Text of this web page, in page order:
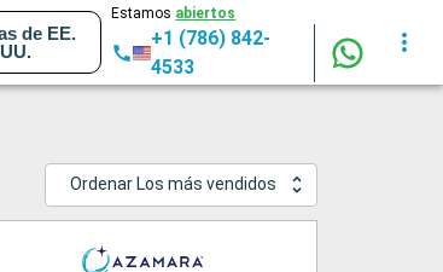
de EE.
UU.
Estamos abiertos
+1 (786) 842-
4533
Ordenar Los más vendidos